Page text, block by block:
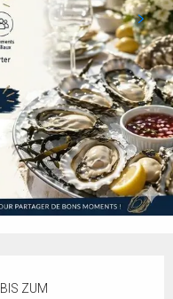
BIS ZUM